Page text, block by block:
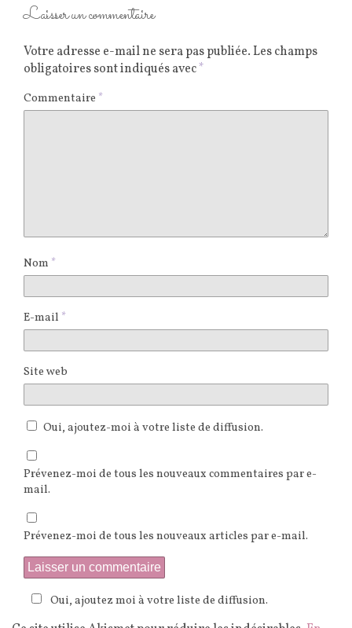
Laisser un commentaire
Votre adresse e-mail ne sera pas publiée.Les champs
obligatoires sont indiqués avec*
Commentaire *
Nom *
E-mail *
Site web
Oui, ajoutez-moi à votre liste de diffusion.
Prévenez-moi de tous les nouveaux commentaires par e-
mail.
Prévenez-moi de tous les nouveaux articles par e-mail.
Oui, ajoutez moi à votre liste de diffusion.